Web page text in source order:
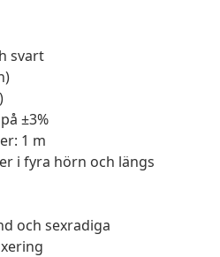
svart
±3%
1 m
i fyra hörn och längs
och sexradiga